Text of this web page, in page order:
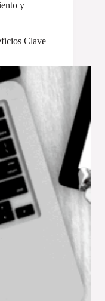
y
Clave